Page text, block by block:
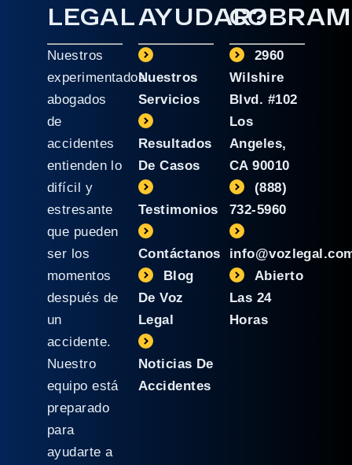
LEGAL
Nuestros
experimentados
abogados
de
accidentes
entienden lo
difícil y
estresante
que pueden
ser los
momentos
después de
un
accidente.
Nuestro
equipo está
preparado
para
ayudarte a
AYUDAR?
Nuestros
Servicios
Resultados
De Casos
Testimonios
Contáctanos
Blog
De Voz
Legal
Noticias De
Accidentes
2960
Wilshire
Blvd. #102
Los
Angeles,
CA 90010
(888)
732-5960
Abierto
Las 24
Horas